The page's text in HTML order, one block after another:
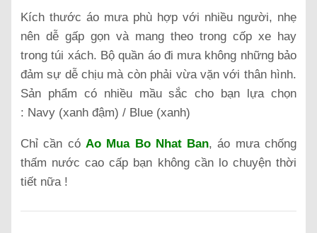
Kích thước áo mưa phù hợp với nhiều người, nhẹ
nên dễ gấp gọn và mang theo trong cốp xe hay
trong túi xách. Bộ quần áo đi mưa không những bảo
đảm sự dễ chịu mà còn phải vừa vặn với thân hình.
Sản phẩm có nhiều mầu sắc cho bạn lựa chọn
: Navy (xanh đậm) / Blue (xanh)
Chỉ cần có Ao Mua Bo Nhat Ban, áo mưa chống
thấm nước cao cấp bạn không cần lo chuyện thời
tiết nữa !